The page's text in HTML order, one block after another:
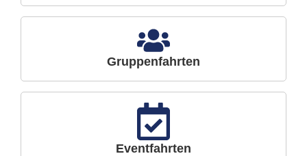
Gruppenfahrten
Eventfahrten